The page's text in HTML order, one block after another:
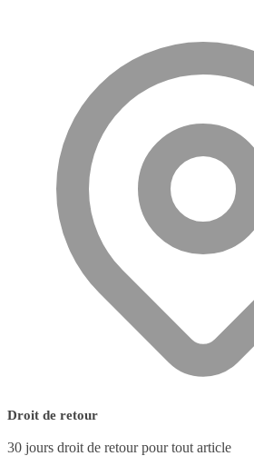
Droit de retour
30 jours droit de retour pour tout article